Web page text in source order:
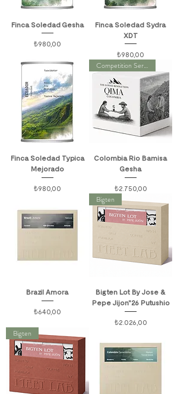
Finca Soledad Gesha
Fiyat
₺980,00
Finca Soledad Sydra
XDT
Fiyat
₺980,00
Finca Soledad Typica
Mejorado
Fiyat
₺980,00
Competition Series
Colombia Rio Bamisa
Gesha
Fiyat
₺2.750,00
Brazil Amora
Fiyat
₺640,00
Bigten
Bigten Lot By Jose &
Pepe Jijon"26 Putushio
Fiyat
₺2.026,00
Bigten